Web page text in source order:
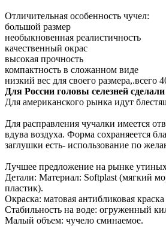
Отличительная особенность чучел:
большой размер
необыкновенная реалистичность
качественный окрас
высокая прочность
компактность в сложанном виде
низкий вес для своего размера,.всего
Для России головы селезней
Для американского рынка идут
Для расправления чучалки имеется
вдува воздуха. Форма сохраняеется
заглушки есть- использование по
Лучшее предложение на рынке
Детали: Материал: Softplast (мягкий
пластик).
Окраска: матовая антибликовая
Стабильность на воде: огруженный
Малый объем: чучело сминаемое.